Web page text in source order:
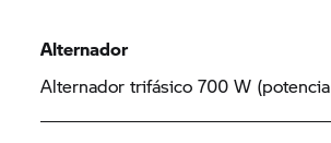
Alternador
Alternador trifásico 700 W